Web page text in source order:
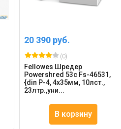
20 390 руб.
(0)
Fellowes Шредер
Powershred 53c Fs-46531,
{din P-4, 4х35мм, 10лст.,
23лтр.,уни...
В корзину